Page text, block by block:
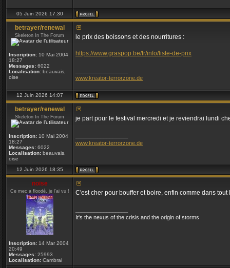
05 Juin 2026 17:30
betrayer/renewal
Skeleton In The Forum
Inscription: 10 Mai 2004
18:27
Messages: 6022
Localisation: beauvais,
oise
le prix des boissons et des nourritures :
https://www.graspop.be/fr/info/liste-de-prix
www.kreator-terrorzone.de
12 Juin 2026 14:07
betrayer/renewal
Skeleton In The Forum
Inscription: 10 Mai 2004
18:27
Messages: 6022
Localisation: beauvais,
oise
je part pour le festival mercredi et je reviendrai lundi
www.kreator-terrorzone.de
12 Juin 2026 18:35
noise
Ce mec a floodé, je l'ai vu !
Inscription: 14 Mar 2004
20:49
Messages: 25993
Localisation: Cambrai
C'est cher pour bouffer et boire, enfin comme dans tout
It's the nexus of the crisis and the origin of storms